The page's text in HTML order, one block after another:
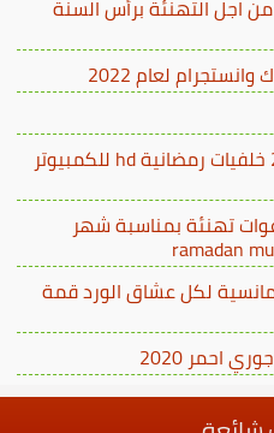
من اجل التهنئة برأس السنة
لعام 2022
صور خلفيات فانوس رمضان 2021 خلفيات رمضانية hd للكمبيوتر
تهنئة بمناسبة شهر
لكل عشاق الورد قمة
احمر 2020